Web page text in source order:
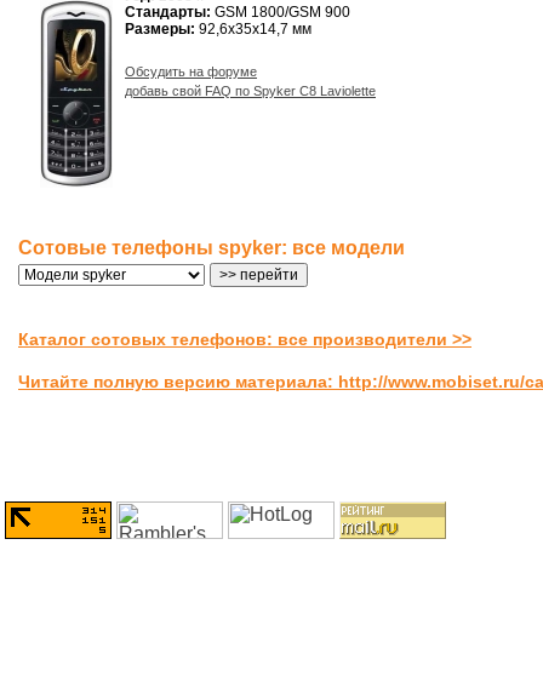
Стандарты: GSM 1800/GSM 900
Размеры: 92,6x35x14,7 мм
Обсудить на форуме
добавь свой FAQ по Spyker C8 Laviolette
Сотовые телефоны spyker: все модели
Каталог сотовых телефонов: все производители >>
Читайте полную версию материала: http://www.mobiset.ru/